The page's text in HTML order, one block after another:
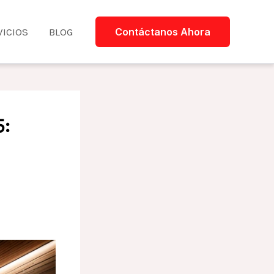
BLOG Contáctanos Ahora